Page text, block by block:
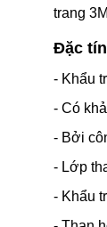
trang
Đặc
- Khẩu
- Có
- Bởi
- Lớp
- Khẩu